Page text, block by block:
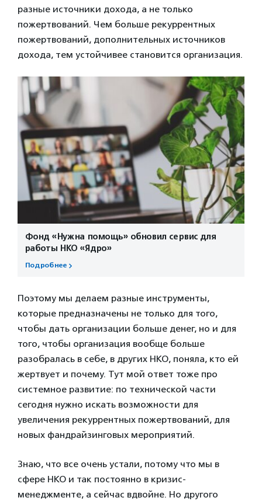
разные источники дохода, а не только
пожертвований. Чем больше рекуррентных
пожертвований, дополнительных источников
дохода, тем устойчивее становится организация.
Фонд «Нужна помощь» обновил сервис для
работы НКО «Ядро»
Подробнее
Поэтому мы делаем разные инструменты,
которые предназначены не только для того,
чтобы дать организации больше денег, но и для
того, чтобы организация вообще больше
разобралась в себе, в других НКО, поняла, кто ей
жертвует и почему. Тут мой ответ тоже про
системное развитие: по технической части
сегодня нужно искать возможности для
увеличения рекуррентных пожертвований, для
новых фандрайзинговых мероприятий.
Знаю, что все очень устали, потому что мы в
сфере НКО и так постоянно в кризис-
менеджменте, а сейчас вдвойне. Но другого